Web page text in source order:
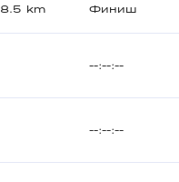
8.5 km Финиш
--:--:--
--:--:--